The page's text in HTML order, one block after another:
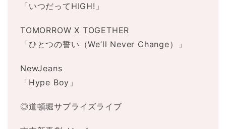
「いつだってHIGH!」
TOMORROW X TOGETHER
「ひとつの誓い（We’ll Never Change）」
NewJeans
「Hype Boy」
◎道頓堀サプライズライブ